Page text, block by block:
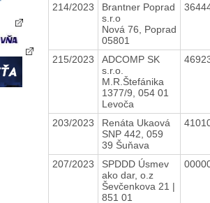
214/2023
Brantner Poprad
s.r.o
Nová 76, Poprad
05801
215/2023
ADCOMP SK
s.r.o.
M.R.Štefánika
1377/9, 054 01
Levoča
203/2023
Renáta Ukaová
SNP 442, 059
39 Šuňava
207/2023
SPDDD Úsmev
ako dar, o.z
Ševčenkova 21 |
851 01